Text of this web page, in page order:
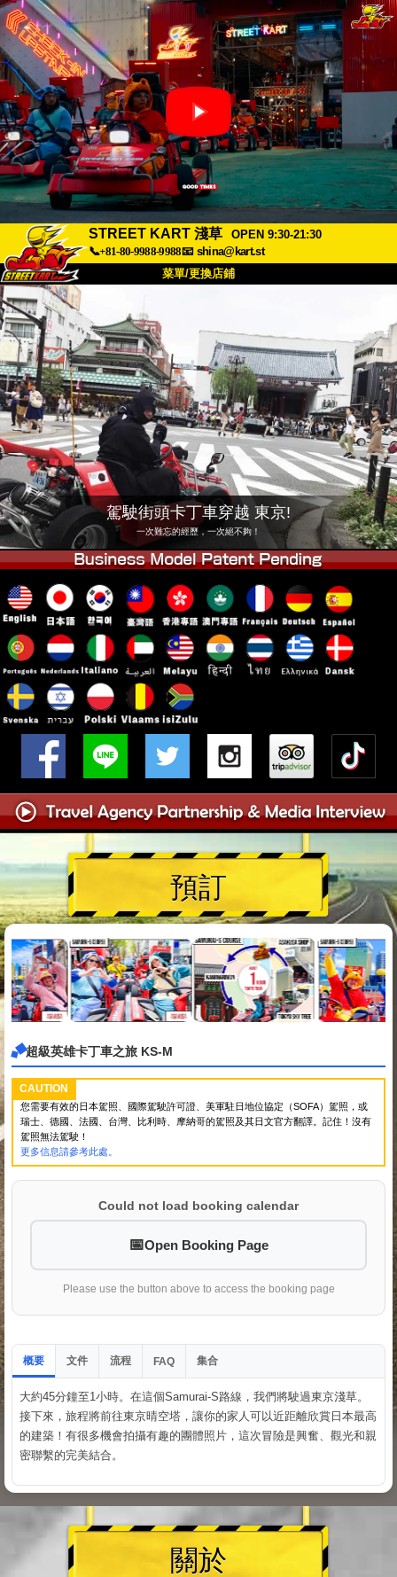
STREET KART 淺草
OPEN 9:30-21:30
📞+81-80-9988-9988📧 shina@kart.st
菜單/更換店鋪
關於 價格
交通方式 顧客聲音 常見問題
公司 預訂
更換店鋪
東京 品川 #1 東京 秋葉原 #1
東京 秋葉原 #2 東京 澀谷
東京 澀谷附店 東京灣
東京 淺草 大阪
駕駛街頭卡丁車穿越 東京!
一次難忘的經歷，一次絕不夠！
預訂
超級英雄卡丁車之旅 KS-M
CAUTION
您需要有效的日本駕照、國際駕駛許可證、美軍駐日地位協定（SOFA）駕照，或
瑞士、德國、法國、台灣、比利時、摩納哥的駕照及其日文官方翻譯。記住！沒有
駕照無法駕駛！
更多信息請參考此處。
Could not load booking calendar
Open Booking Page
Please use the button above to access the booking page
概要 文件 流程 FAQ 集合
大約45分鐘至1小時。在這個Samurai-S路線，我們將駛過東京淺草。
接下來，旅程將前往東京晴空塔，讓你的家人可以近距離欣賞日本最高
的建築！有很多機會拍攝有趣的團體照片，這次冒險是興奮、觀光和親
密聯繫的完美結合。
關於